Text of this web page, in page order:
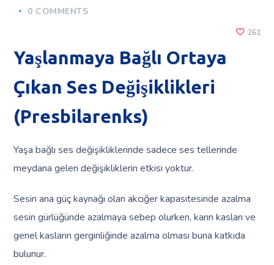
0 COMMENTS
261
Yaşlanmaya Bağlı Ortaya
Çıkan Ses Değişiklikleri
(Presbilarenks)
Yaşa bağlı ses değişikliklerinde sadece ses tellerinde
meydana gelen değişikliklerin etkisi yoktur.
Sesin ana güç kaynağı olan akciğer kapasitesinde azalma
sesin gürlüğünde azalmaya sebep olurken, karın kasları ve
genel kasların gerginliğinde azalma olması buna katkıda
bulunur.